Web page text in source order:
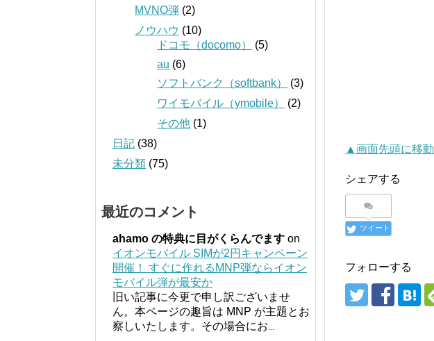
▲画面先頭に移動
シェアする
ツイート
フォローする
MVNO弾 (2)
ノウハウ (10)
ドコモ（docomo）
(5)
au (6)
ソフトバンク（softbank）
(3)
ワイモバイル（ymobile）
(2)
その他 (1)
日記 (38)
未分類 (75)
最近のコメント
ahamo の特典に目がくらんでます on
イオンモバイル SIMが2円キャンペーン
開催！ すぐに作れるMNP弾ならイオン
モバイル弾が最安か
旧い記事に今更で申し訳ございませ
ん。本ページの趣旨は MNP が主題とお
察しいたします。その場合にお